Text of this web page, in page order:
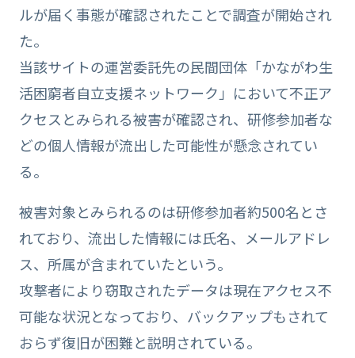
ルが届く事態が確認されたことで調査が開始され
た。
当該サイトの運営委託先の民間団体「かながわ生
活困窮者自立支援ネットワーク」において不正ア
クセスとみられる被害が確認され、研修参加者な
どの個人情報が流出した可能性が懸念されてい
る。
被害対象とみられるのは研修参加者約500名とさ
れており、流出した情報には氏名、メールアドレ
ス、所属が含まれていたという。
攻撃者により窃取されたデータは現在アクセス不
可能な状況となっており、バックアップもされて
おらず復旧が困難と説明されている。